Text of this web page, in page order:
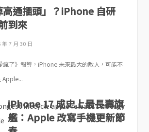
通插頭」？iPhone 自研
到來
年 7 月 30 日
瘋了》報導，iPhone 未來最大的敵人，可能不
Apple...
iPhone 17 成史上最長壽旗
艦：Apple 改寫手機更新節